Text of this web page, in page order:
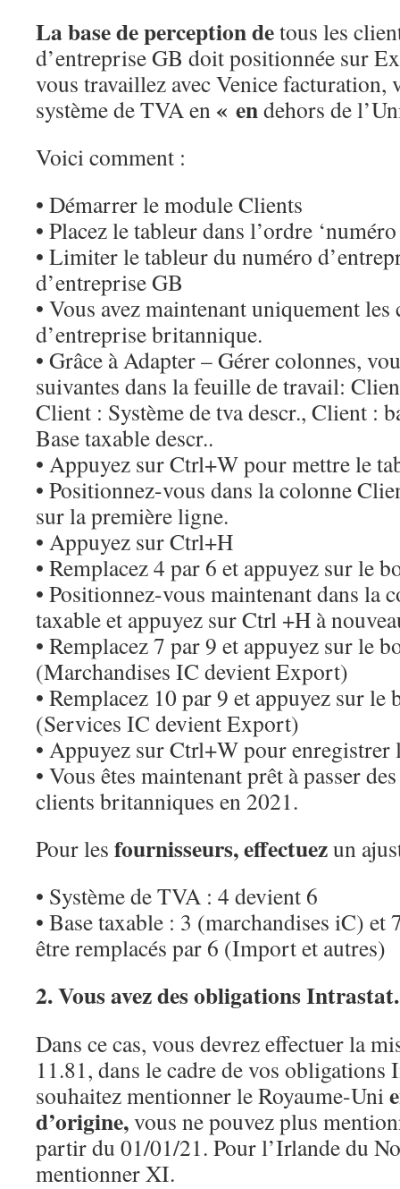
La base de perception detous les
d’entreprise GB doit positionnée sur
vous travaillez avec Venice facturation,
système de TVA en « endehors de
Voici comment :
• Démarrer le module Clients
• Placez le tableur dans l’ordre
• Limiter le tableur du numéro
d’entreprise GB
• Vous avez maintenant uniquement
d’entreprise britannique.
• Grâce à Adapter – Gérer colonnes,
suivantes dans la feuille de travail:
Client : Système de tva descr., Client :
Base taxable descr..
• Appuyez sur Ctrl+W pour mettre le
• Positionnez-vous dans la colonne
sur la première ligne.
• Appuyez sur Ctrl+H
• Remplacez 4 par 6 et appuyez sur le
• Positionnez-vous maintenant dans la
taxable et appuyez sur Ctrl +H à
• Remplacez 7 par 9 et appuyez sur le
(Marchandises IC devient Export)
• Remplacez 10 par 9 et appuyez sur
(Services IC devient Export)
• Appuyez sur Ctrl+W pour enregistrer
• Vous êtes maintenant prêt à passer
clients britanniques en 2021.
Pour les fournisseurs, effectuezun
• Système de TVA : 4 devient 6
• Base taxable : 3 (marchandises iC)
être remplacés par 6 (Import et autres)
2. Vous avez des obligations Intrastat.
Dans ce cas, vous devrez effectuer la
11.81, dans le cadre de vos obligations
souhaitez mentionner le Royaume-Uni
d’origine,vous ne pouvez plus
partir du 01/01/21. Pour l’Irlande du
mentionner XI.